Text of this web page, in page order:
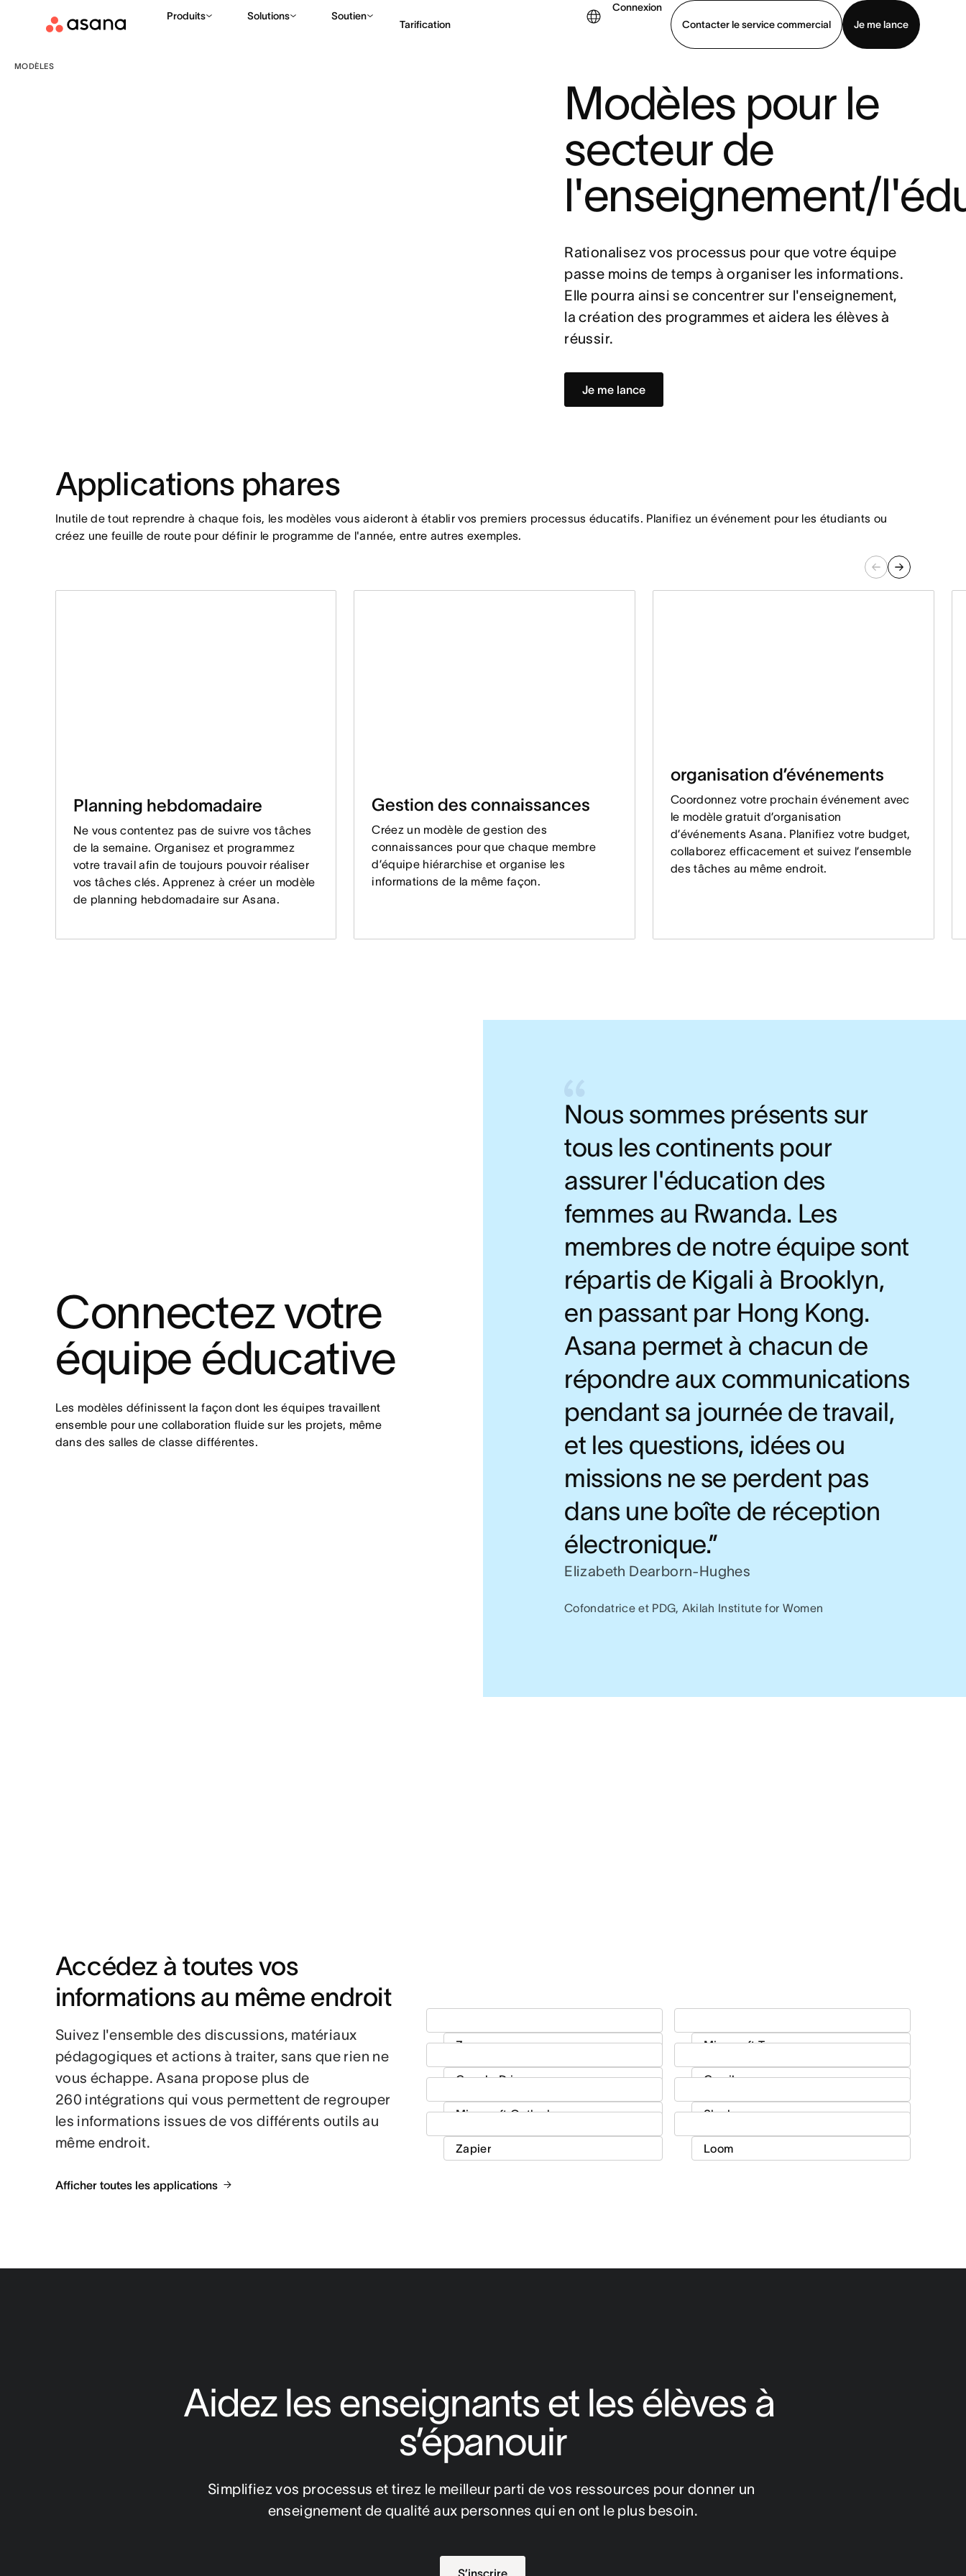
Produits Solutions Soutien
Tarification
Connexion
Contacter le service commercial
Je me lance
MODÈLES
Modèles pour le
secteur de
l'enseignement/
Rationalisez vos processus pour que votre équipe
passe moins de temps à organiser les informations.
Elle pourra ainsi se concentrer sur l'enseignement,
la création des programmes et aidera les élèves à
réussir.
Je me lance
Applications phares
Inutile de tout reprendre à chaque fois, les modèles vous aideront à établir vos premiers processus éducatifs. Planifiez un événement pour les étudiants ou
créez une feuille de route pour définir le programme de l'année, entre autres exemples.
Planning hebdomadaire
Ne vous contentez pas de suivre vos tâches
de la semaine. Organisez et programmez
votre travail afin de toujours pouvoir réaliser
vos tâches clés. Apprenez à créer un modèle
de planning hebdomadaire sur Asana.
Gestion des connaissances
Créez un modèle de gestion des
connaissances pour que chaque membre
d’équipe hiérarchise et organise les
informations de la même façon.
organisation d’événements
Coordonnez votre prochain événement avec
le modèle gratuit d’organisation
d’événements Asana. Planifiez votre budget,
collaborez efficacement et suivez l’ensemble
des tâches au même endroit.
Nous sommes présents sur
tous les continents pour
assurer l'éducation des
femmes au Rwanda. Les
membres de notre équipe sont
répartis de Kigali à Brooklyn,
en passant par Hong Kong.
Asana permet à chacun de
répondre aux communications
pendant sa journée de travail,
et les questions, idées ou
missions ne se perdent pas
dans une boîte de réception
électronique.”
Elizabeth Dearborn-Hughes
Cofondatrice et PDG, Akilah Institute for Women
Connectez votre
équipe éducative
Les modèles définissent la façon dont les équipes travaillent
ensemble pour une collaboration fluide sur les projets, même
dans des salles de classe différentes.
Accédez à toutes vos
informations au même endroit
Suivez l'ensemble des discussions, matériaux
pédagogiques et actions à traiter, sans que rien ne
vous échappe. Asana propose plus de
260 intégrations qui vous permettent de regrouper
les informations issues de vos différents outils au
même endroit.
Afficher toutes les applications
Aidez les enseignants et les élèves à
s’épanouir
Simplifiez vos processus et tirez le meilleur parti de vos ressources pour donner un
enseignement de qualité aux personnes qui en ont le plus besoin.
S’inscrire